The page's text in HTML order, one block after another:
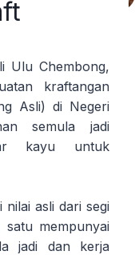
Ulu Chembong,
kraftangan
Asli) di Negeri
semula jadi
kayu untuk
asli dari segi
mempunyai
jadi dan kerja